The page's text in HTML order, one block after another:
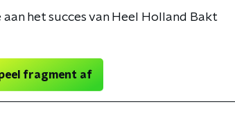
het succes van Heel Holland Bakt
fragment af